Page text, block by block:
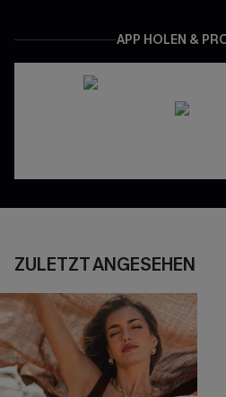
APP HOLEN &
ZULETZT ANGESEHEN